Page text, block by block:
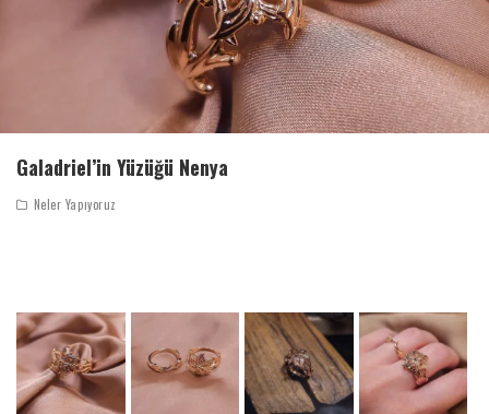
Galadriel’in Yüzüğü Nenya
Neler Yapıyoruz